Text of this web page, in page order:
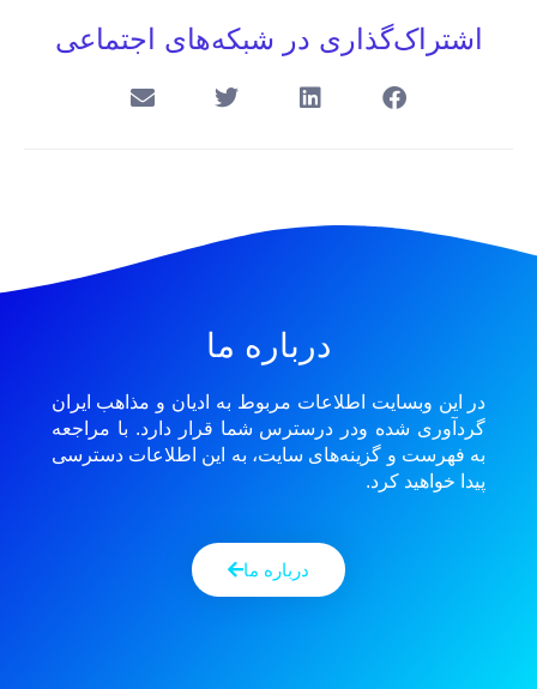
اشتراک‌گذاری در شبکه‌های اجتماعی
درباره ما
در این وبسایت اطلاعات مربوط به ادیان و مذاهب ایران
گردآوری شده ودر درسترس شما قرار دارد. با مراجعه
به فهرست و گزینه‌های سایت، به این اطلاعات دسترسی
پیدا خواهید کرد.
درباره ما